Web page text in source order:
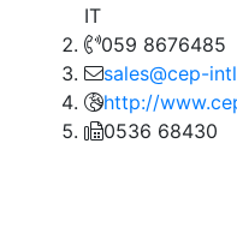
IT
059 8676485
sales@cep-
http://
0536 68430